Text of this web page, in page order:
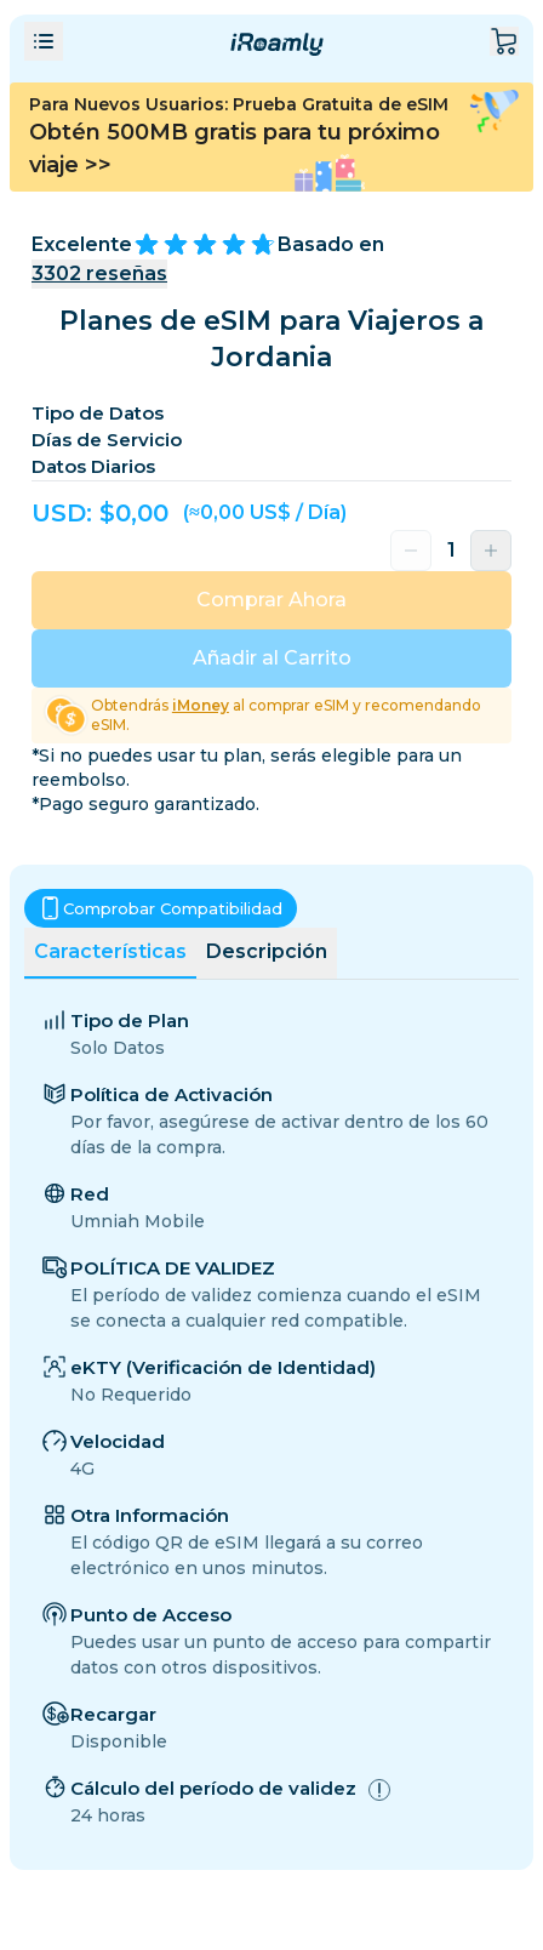
Para Nuevos Usuarios: Prueba Gratuita de eSIM
Obtén 500MB gratis para tu próximo
viaje >>
Excelente
Basado en
3302 reseñas
Planes de eSIM para Viajeros a
Jordania
Tipo de Datos
Días de Servicio
Datos Diarios
USD: $0,00 (≈0,00 US$ / Día)
Añadir al Carrito
Comprar Ahora
Obtendrás iMoneyal comprar eSIM y recomendando
eSIM.
*Si no puedes usar tu plan, serás elegible para un
reembolso.
*Pago seguro garantizado.
Características Descripción
Comprobar Compatibilidad
Tipo de Plan
Solo Datos
Política de Activación
Por favor, asegúrese de activar dentro de los 60
días de la compra.
Red
Umniah Mobile
POLÍTICA DE VALIDEZ
El período de validez comienza cuando el eSIM
se conecta a cualquier red compatible.
eKTY (Verificación de Identidad)
No Requerido
Velocidad
4G
Otra Información
El código QR de eSIM llegará a su correo
electrónico en unos minutos.
Punto de Acceso
Puedes usar un punto de acceso para compartir
datos con otros dispositivos.
Recargar
Disponible
Cálculo del período de validez
24 horas